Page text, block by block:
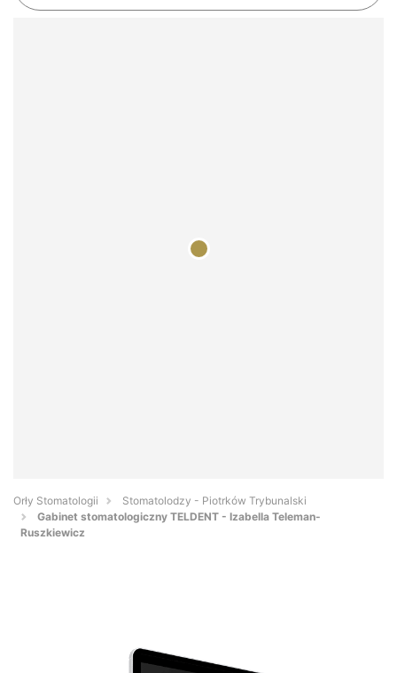
Orły Stomatologii
Stomatolodzy - Piotrków Trybunalski
Gabinet stomatologiczny TELDENT - Izabella Teleman-
Ruszkiewicz